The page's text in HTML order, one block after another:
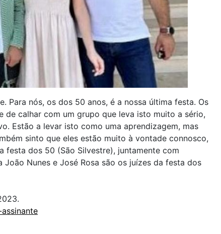
Para nós, os dos 50 anos, é a nossa última festa. Os
calhar com um grupo que leva isto muito a sério,
Estão a levar isto como uma aprendizagem, mas
sinto que eles estão muito à vontade connosco,
festa dos 50 (São Silvestre), juntamente com
Nunes e José Rosa são os juízes da festa dos